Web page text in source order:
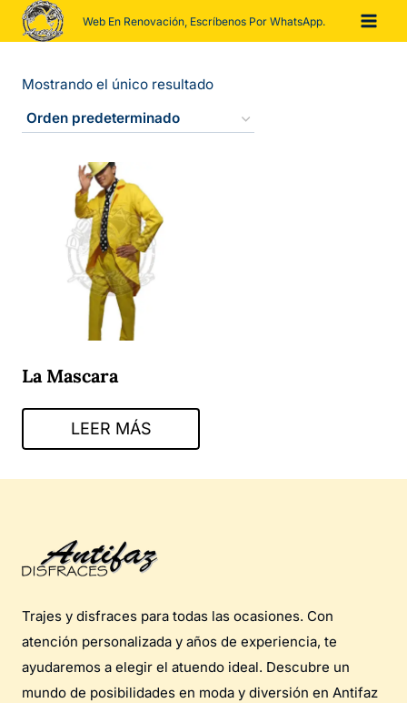
Saltar
Web En Renovación, Escríbenos Por WhatsApp.
Mostrando el único resultado
La Mascara
LEER MÁS
Trajes y disfraces para todas las ocasiones. Con
atención personalizada y años de experiencia, te
ayudaremos a elegir el atuendo ideal. Descubre un
mundo de posibilidades en moda y diversión en Antifaz